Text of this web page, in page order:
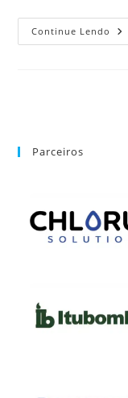
Continue Lendo
Parceiros